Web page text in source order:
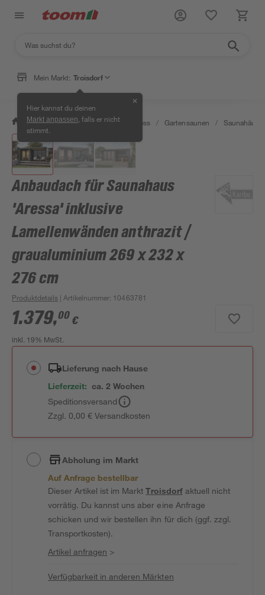
Mein Markt: Troisdorf
Hier kannst du deinen
Markt anpassen , falls er nicht
stimmt.
✕
/ Bad & Sanitär / Sauna & Wellness / Gartensaunen / Saunahäuser
Anbaudach für Saunahaus
'Aressa' inklusive
Lamellenwänden anthrazit /
graualuminium 269 x 232 x
276 cm
Produktdetails | Artikelnummer: 10463781
1.379,00 €
inkl. 19% MwSt.
Lieferung nach Hause
Lieferzeit: ca. 2 Wochen
Speditionsversand
Zzgl. 0,00 € Versandkosten
Abholung im Markt
Auf Anfrage bestellbar
Dieser Artikel ist im MarktTroisdorfaktuell nicht
vorrätig. Du kannst uns aber eine Anfrage
schicken und wir bestellen ihn für dich (ggf. zzgl.
Transportkosten).
Artikel anfragen >
Verfügbarkeit in anderen Märkten